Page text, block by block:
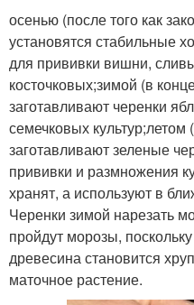
осенью (после того как
установятся стабильные
для прививки вишни,
косточковых;зимой (в
заготавливают черенки
семечковых
заготавливают зеленые
прививки и размножения
хранят, а используют в
Черенки зимой нарезать
пройдут морозы,
древесина становится
маточное растение.